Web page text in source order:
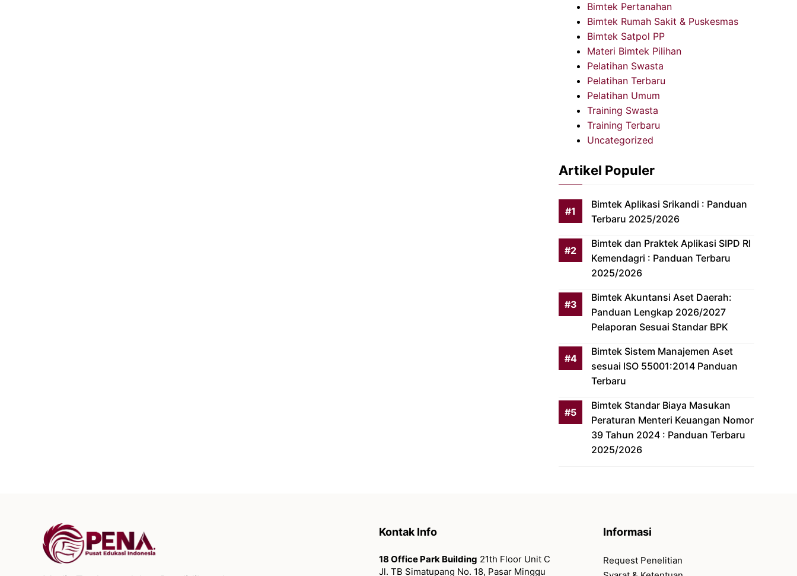
Bimtek Pertanahan
Bimtek Rumah Sakit & Puskesmas
Bimtek Satpol PP
Materi Bimtek Pilihan
Pelatihan Swasta
Pelatihan Terbaru
Pelatihan Umum
Training Swasta
Training Terbaru
Uncategorized
Artikel Populer
Bimtek Aplikasi Srikandi : Panduan
Terbaru 2025/2026
Bimtek dan Praktek Aplikasi SIPD RI
Kemendagri : Panduan Terbaru
2025/2026
Bimtek Akuntansi Aset Daerah:
Panduan Lengkap 2026/2027
Pelaporan Sesuai Standar BPK
Bimtek Sistem Manajemen Aset
sesuai ISO 55001:2014 Panduan
Terbaru
Bimtek Standar Biaya Masukan
Peraturan Menteri Keuangan Nomor
39 Tahun 2024 : Panduan Terbaru
2025/2026
Kontak Info
18 Office Park Building 21th Floor Unit C
Jl. TB Simatupang No. 18, Pasar Minggu
Informasi
Request Penelitian